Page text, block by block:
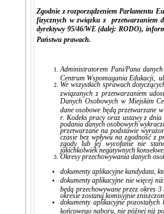
Zgodnie z rozporządzeniem Parlamentu
fizycznych w związku z przetwarzaniem
dyrektywy 95/46/WE (dalej: RODO),
Państwu prawach.
Administratorem Pani/Pana
Centrum Wspomagania Edukacji,
We wszystkich sprawach
związanych z przetwarzaniem
Danych Osobowych w Miejskim
dane osobowe będą przetwarzane
r. Kodeks pracy oraz ustawy z
podania danych osobowych
przetwarzane na podstawie
czasie bez wpływu na zgodność z
zgody lub jej wycofanie nie
jakichkolwiek negatywnych
Okresy przechowywania danych
dokumenty aplikacyjne kandydata,
dokumenty aplikacyjne nie więcej
będą przechowywane przez okres
okresie zostaną komisyjnie
dokumenty aplikacyjne
końcowego naboru, nie późnej niż